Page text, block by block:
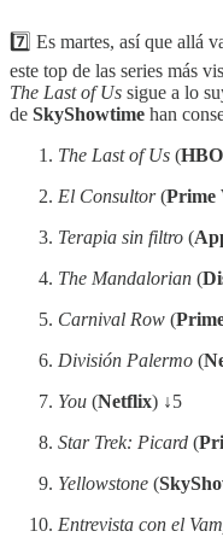
7️⃣ Es martes, así que allá
este top de las series más
The Last of Us sigue a lo
de SkyShowtime han
The Last of Us (
El Consultor(Prime
Terapia sin filtro (
The Mandalorian (
Carnival Row (
División Palermo (
You (Netflix) ↓5
Star Trek: Picard (
Yellowstone (
Entrevista con el